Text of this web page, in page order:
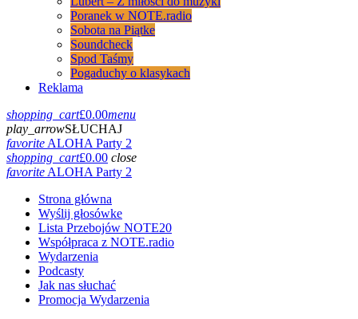
Poranek w NOTE.radio
Sobota na Piątke
Soundcheck
Spod Taśmy
Pogaduchy o klasykach
Reklama
shopping_cart£0.00menu
play_arrowSŁUCHAJ
favoriteALOHA Party 2
shopping_cart£0.00 close
favoriteALOHA Party 2
Strona główna
Wyślij głosówke
Lista Przebojów NOTE20
Współpraca z NOTE.radio
Wydarzenia
Podcasty
Jak nas słuchać
Promocja Wydarzenia